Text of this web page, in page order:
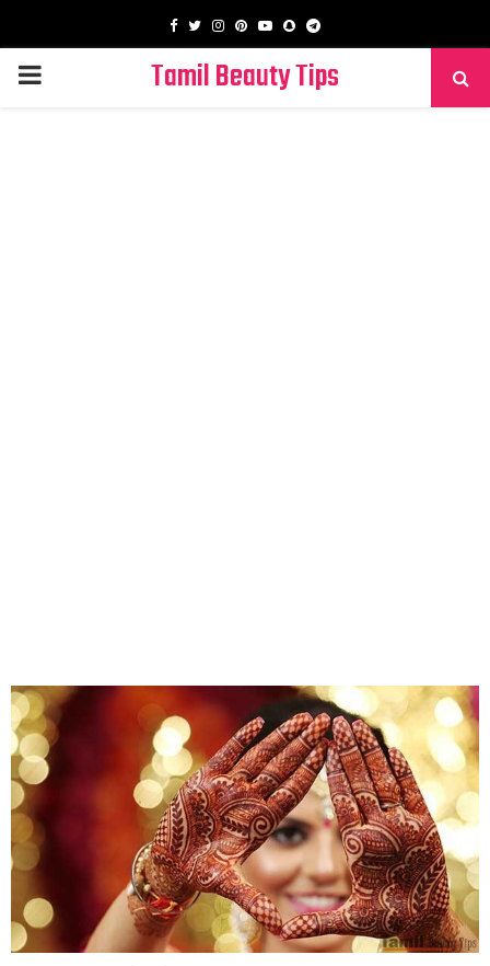
Facebook
TwitterInstagram
PinterestYoutube
SnapchatTelegram
PRIMARY
Tamil Beauty Tips